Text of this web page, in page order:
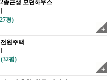
종근생 모던하우스
평)
원주택
(32평)